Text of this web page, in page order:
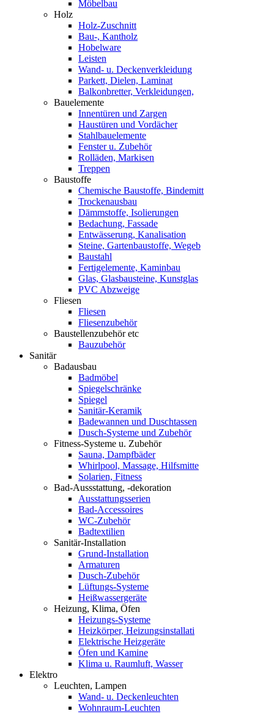
Möbelbau
Holz
Holz-Zuschnitt
Bau-, Kantholz
Hobelware
Leisten
Wand- u. Deckenverkleidung
Parkett, Dielen, Laminat
Balkonbretter, Verkleidungen,
Bauelemente
Innentüren und Zargen
Haustüren und Vordächer
Stahlbauelemente
Fenster u. Zubehör
Rolläden, Markisen
Treppen
Baustoffe
Chemische Baustoffe, Bindemitt
Trockenausbau
Dämmstoffe, Isolierungen
Bedachung, Fassade
Entwässerung, Kanalisation
Steine, Gartenbaustoffe, Wegeb
Baustahl
Fertigelemente, Kaminbau
Glas, Glasbausteine, Kunstglas
PVC Abzweige
Fliesen
Fliesen
Fliesenzubehör
Baustellenzubehör etc
Bauzubehör
Sanitär
Badausbau
Badmöbel
Spiegelschränke
Spiegel
Sanitär-Keramik
Badewannen und Duschtassen
Dusch-Systeme und Zubehör
Fitness-Systeme u. Zubehör
Sauna, Dampfbäder
Whirlpool, Massage, Hilfsmitte
Solarien, Fitness
Bad-Aussstattung, -dekoration
Ausstattungsserien
Bad-Accessoires
WC-Zubehör
Badtextilien
Sanitär-Installation
Grund-Installation
Armaturen
Dusch-Zubehör
Lüftungs-Systeme
Heißwassergeräte
Heizung, Klima, Öfen
Heizungs-Systeme
Heizkörper, Heizungsinstallati
Elektrische Heizgeräte
Öfen und Kamine
Klima u. Raumluft, Wasser
Elektro
Leuchten, Lampen
Wand- u. Deckenleuchten
Wohnraum-Leuchten